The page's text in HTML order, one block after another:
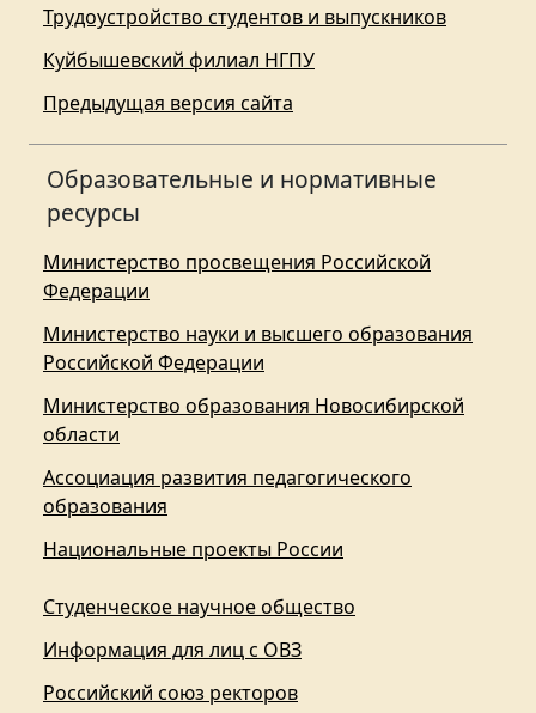
Трудоустройство студентов и выпускников
Куйбышевский филиал НГПУ
Предыдущая версия сайта
Образовательные и нормативные
ресурсы
Министерство просвещения Российской
Федерации
Министерство науки и высшего образования
Российской Федерации
Министерство образования Новосибирской
области
Ассоциация развития педагогического
образования
Национальные проекты России
Студенческое научное общество
Информация для лиц с ОВЗ
Российский союз ректоров